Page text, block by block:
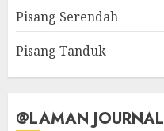
Pisang Serendah
Pisang Tanduk
@LAMAN JOURNAL